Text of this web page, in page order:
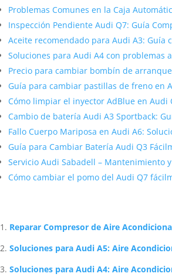
Problemas Comunes en la Caja
Inspección Pendiente Audi Q7: Guía
Aceite recomendado para Audi A3: Guía
Soluciones para Audi A4 con problemas
Precio para cambiar bombín de
Guía para cambiar pastillas de freno en
Cómo limpiar el inyector AdBlue en Audi
Cambio de batería Audi A3 Sportback:
Fallo Cuerpo Mariposa en Audi A6:
Guía para Cambiar Batería Audi Q3
Servicio Audi Sabadell – Mantenimiento
Cómo cambiar el pomo del Audi Q7
Reparar Compresor de Aire
Soluciones para Audi A5: Aire
Soluciones para Audi A4: Aire